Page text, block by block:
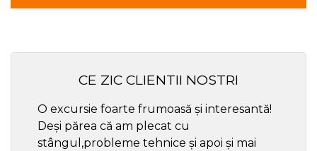
CE ZIC CLIENTII NOSTRI
O excursie foarte frumoasă și interesantă!
Deși părea că am plecat cu
stângul,probleme tehnice și apoi și mai